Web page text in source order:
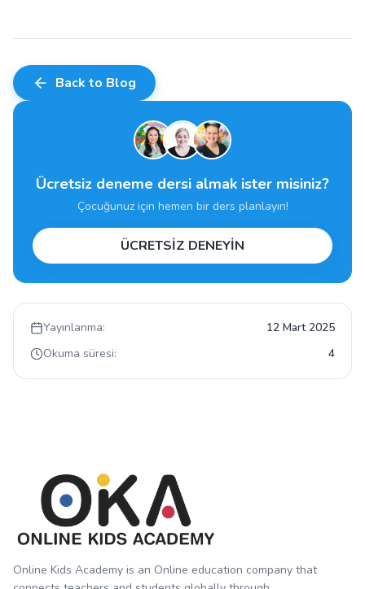
Back to Blog
Ücretsiz deneme dersi almak ister misiniz?
Çocuğunuz için hemen bir ders planlayın!
ÜCRETSİZ DENEYİN
Yayınlanma:
12 Mart 2025
Okuma süresi:
4
Online Kids Academy is an Online education company that